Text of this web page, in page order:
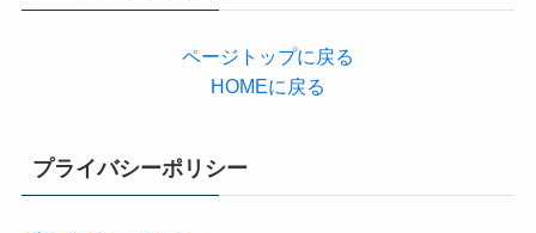
ページトップに戻る
HOMEに戻る
プライバシーポリシー